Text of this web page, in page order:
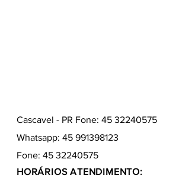
Cascavel - PR Fone: 45 32240575
Whatsapp: 45 991398123
Fone: 45 32240575
HORÁRIOS ATENDIMENTO: